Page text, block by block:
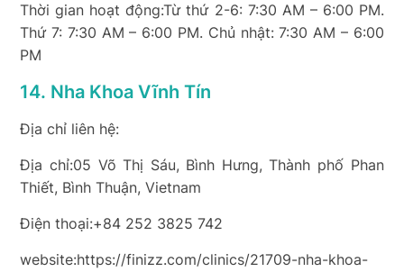
Thời gian hoạt động:Từ thứ 2-6: 7:30 AM – 6:00 PM.
Thứ 7: 7:30 AM – 6:00 PM. Chủ nhật: 7:30 AM – 6:00
PM
14. Nha Khoa Vĩnh Tín
Địa chỉ liên hệ:
Địa chỉ:05 Võ Thị Sáu, Bình Hưng, Thành phố Phan
Thiết, Bình Thuận, Vietnam
Điện thoại:+84 252 3825 742
website:https://finizz.com/clinics/21709-nha-khoa-